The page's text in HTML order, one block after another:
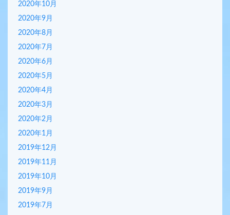
2020年10月
2020年9月
2020年8月
2020年7月
2020年6月
2020年5月
2020年4月
2020年3月
2020年2月
2020年1月
2019年12月
2019年11月
2019年10月
2019年9月
2019年7月